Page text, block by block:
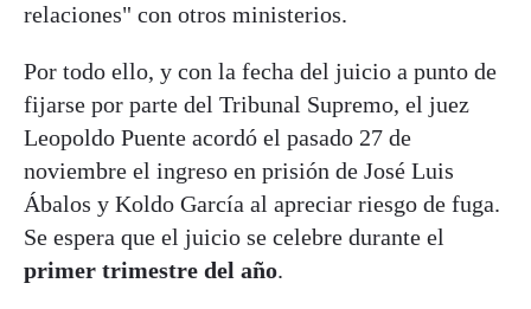
relaciones" con otros ministerios.
Por todo ello, y con la fecha del juicio a punto de
fijarse por parte del Tribunal Supremo, el juez
Leopoldo Puente acordó el pasado 27 de
noviembre el ingreso en prisión de José Luis
Ábalos y Koldo García al apreciar riesgo de fuga.
Se espera que el juicio se celebre durante el
primer trimestre del año.